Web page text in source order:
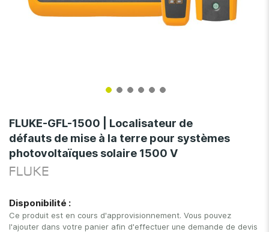
to
the
beginning
of
the
FLUKE-GFL-1500 | Localisateur de
défauts de mise à la terre pour systèmes
photovoltaïques solaire 1500 V
FLUKE
Disponibilité :
Ce produit est en cours d'approvisionnement. Vous pouvez
l'ajouter dans votre panier afin d'effectuer une demande de devis